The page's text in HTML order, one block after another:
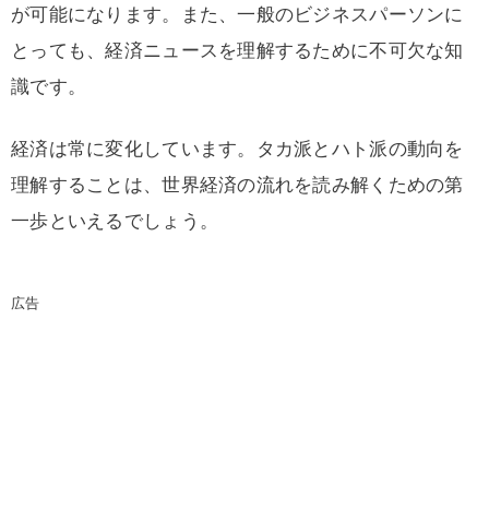
が可能になります。また、一般のビジネスパーソンに
とっても、経済ニュースを理解するために不可欠な知
識です。
経済は常に変化しています。タカ派とハト派の動向を
理解することは、世界経済の流れを読み解くための第
一歩といえるでしょう。
広告